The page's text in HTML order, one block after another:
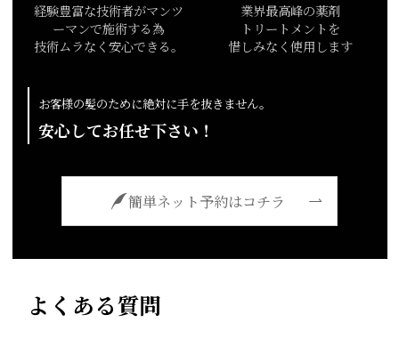
経験豊富な技術者がマンツ
ーマンで施術する為
技術ムラなく安心できる。
業界最高峰の薬剤
トリートメントを
惜しみなく使用します
お客様の髪のために絶対に手を抜きません。
安心してお任せ下さい！
簡単ネット予約はコチラ
よくある質問